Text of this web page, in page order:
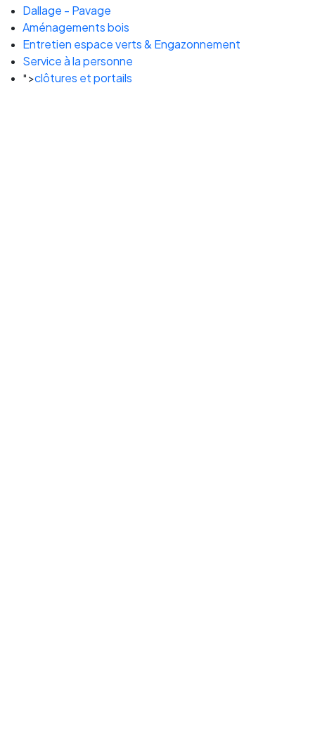
Dallage - Pavage
Aménagements bois
Entretien espace verts & Engazonnement
Service à la personne
">clôtures et portails